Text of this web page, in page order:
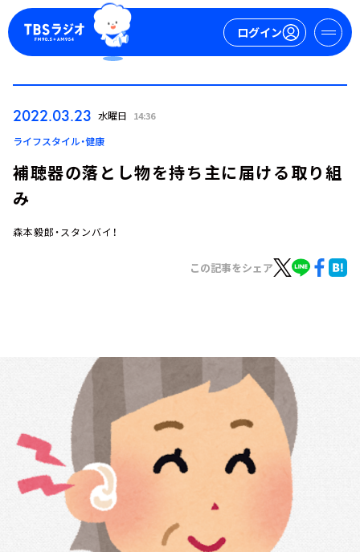
ログイン
ログイン
お知らせ
イベント・グッズ
YouTube
会社情報
2022.03.23 水曜日 14:36
ライフスタイル・健康
補聴器の落とし物を持ち主に届ける取り組
み
森本毅郎・スタンバイ！
この記事をシェア